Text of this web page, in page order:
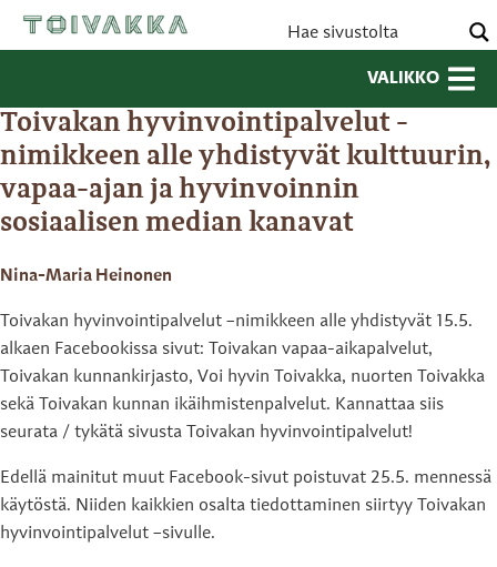
VALIKKO
Toivakan hyvinvointipalvelut -
nimikkeen alle yhdistyvät kulttuurin,
vapaa-ajan ja hyvinvoinnin
sosiaalisen median kanavat
Nina-Maria Heinonen
Toivakan hyvinvointipalvelut –nimikkeen alle yhdistyvät 15.5.
alkaen Facebookissa sivut: Toivakan vapaa-aikapalvelut,
Toivakan kunnankirjasto, Voi hyvin Toivakka, nuorten Toivakka
sekä Toivakan kunnan ikäihmistenpalvelut. Kannattaa siis
seurata / tykätä sivusta Toivakan hyvinvointipalvelut!
Edellä mainitut muut Facebook-sivut poistuvat 25.5. mennessä
käytöstä. Niiden kaikkien osalta tiedottaminen siirtyy Toivakan
hyvinvointipalvelut –sivulle.